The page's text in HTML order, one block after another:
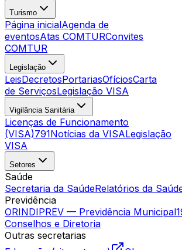
Turismo
Página inicialAgenda de
eventosAtas COMTURConvites
COMTUR
Legislação
LeisDecretosPortariasOfíciosCarta
de ServiçosLegislação VISA
Vigilância Sanitária
Licenças de Funcionamento
(VISA)791Notícias da VISALegislação
VISA
Setores
Saúde
Secretaria da SaúdeRelatórios da
Previdência
ORINDIPREV — Previdência Municipal
Conselhos e Diretoria
Outras secretarias